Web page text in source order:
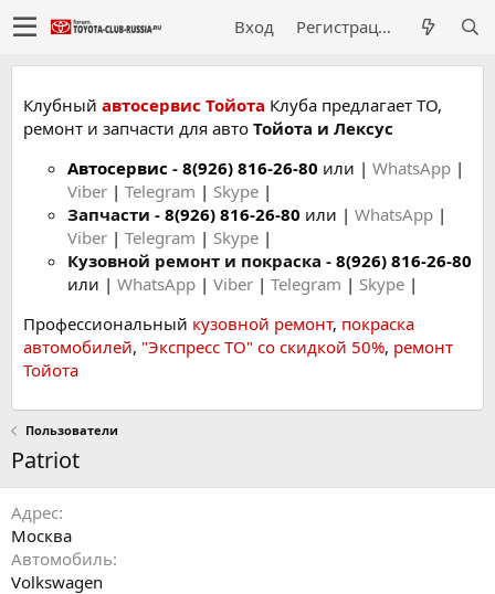
Вход Регистрация
Клубный автосервис Тойота Клуба предлагает ТО,
ремонт и запчасти для авто Тойота и Лексус
Автосервис - 8(926) 816-26-80 или | WhatsApp |
Viber | Telegram | Skype |
Запчасти - 8(926) 816-26-80 или | WhatsApp |
Viber | Telegram | Skype |
Кузовной ремонт и покраска - 8(926) 816-26-80
или | WhatsApp | Viber | Telegram | Skype |
Профессиональный кузовной ремонт, покраска
автомобилей, "Экспресс ТО" со скидкой 50%, ремонт
Тойота
Пользователи
Patriot
Адрес
Москва
Автомобиль
Volkswagen